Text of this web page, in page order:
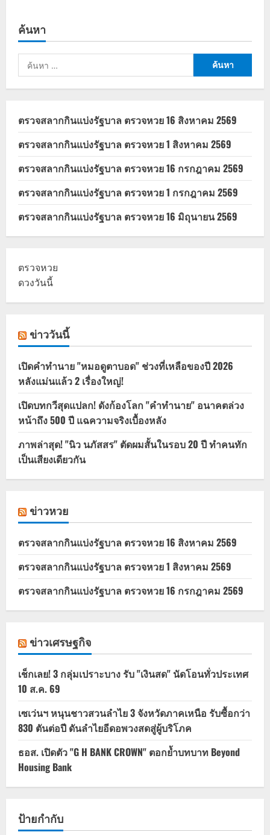
2569
ทะเบียน
ส่วนลด
บาท
ที่
นี่
ค้นหา
ค้นหา
สำหรับ:
ตรวจสลากกินแบ่งรัฐบาล ตรวจหวย 16 สิงหาคม 2569
ตรวจสลากกินแบ่งรัฐบาล ตรวจหวย 1 สิงหาคม 2569
ตรวจสลากกินแบ่งรัฐบาล ตรวจหวย 16 กรกฎาคม 2569
ตรวจสลากกินแบ่งรัฐบาล ตรวจหวย 1 กรกฎาคม 2569
ตรวจสลากกินแบ่งรัฐบาล ตรวจหวย 16 มิถุนายน 2569
ตรวจหวย
ดวงวันนี้
ข่าววันนี้
เปิดคำทำนาย "หมอดูตาบอด" ช่วงที่เหลือของปี 2026
หลังแม่นแล้ว 2 เรื่องใหญ่!
เปิดบทกวีสุดแปลก! ดังก้องโลก "คำทำนาย" อนาคตล่วง
หน้าถึง 500 ปี แฉความจริงเบื้องหลัง
ภาพล่าสุด! "นิว นภัสสร" ตัดผมสั้นในรอบ 20 ปี ทำคนทัก
เป็นเสียงเดียวกัน
ข่าวหวย
ตรวจสลากกินแบ่งรัฐบาล ตรวจหวย 16 สิงหาคม 2569
ตรวจสลากกินแบ่งรัฐบาล ตรวจหวย 1 สิงหาคม 2569
ตรวจสลากกินแบ่งรัฐบาล ตรวจหวย 16 กรกฎาคม 2569
ข่าวเศรษฐกิจ
เช็กเลย! 3 กลุ่มเปราะบาง รับ "เงินสด" นัดโอนทั่วประเทศ
10 ส.ค. 69
เซเว่นฯ หนุนชาวสวนลำไย 3 จังหวัดภาคเหนือ รับซื้อกว่า
830 ตันต่อปี ดันลำไยอีดอพวงสดสู่ผู้บริโภค
ธอส. เปิดตัว "G H BANK CROWN" ตอกย้ำบทบาท Beyond
Housing Bank
ป้ายกำกับ